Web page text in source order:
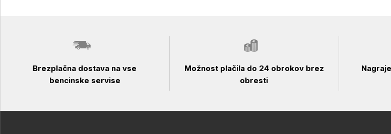
Brezplačna dostava na vse
bencinske servise
Možnost plačila do 24 obrokov brez
obresti